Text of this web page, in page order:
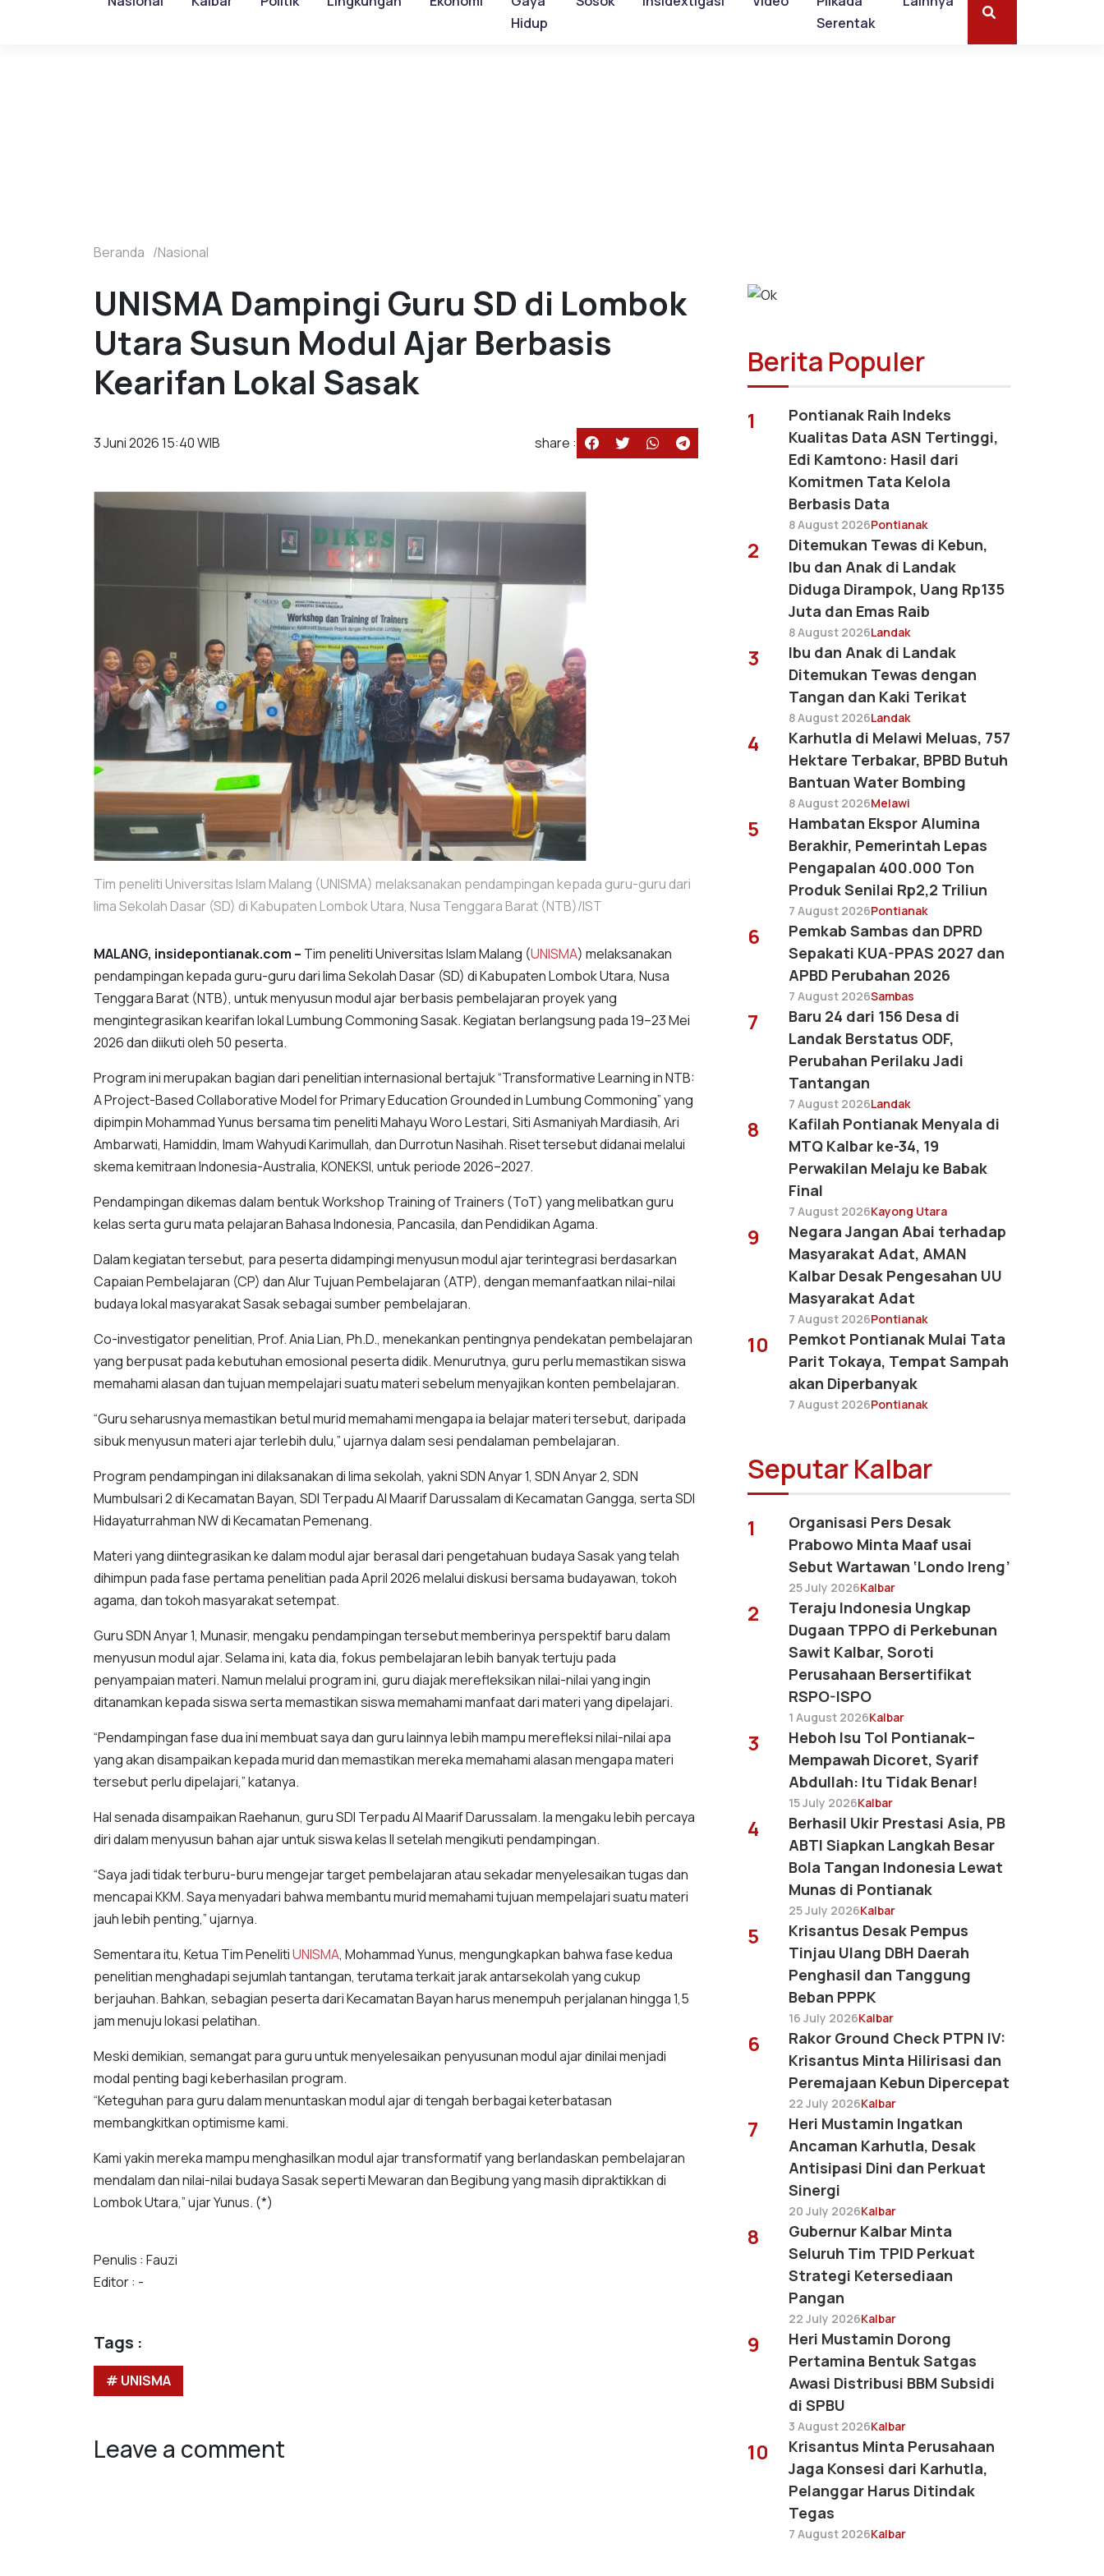
Hidup
Serentak
Beranda Nasional
UNISMA Dampingi Guru SD di Lombok
Utara Susun Modul Ajar Berbasis
Kearifan Lokal Sasak
3 Juni 2026 15:40 WIB share :
Tim peneliti Universitas Islam Malang (UNISMA) melaksanakan pendampingan kepada guru-guru dari
lima Sekolah Dasar (SD) di Kabupaten Lombok Utara, Nusa Tenggara Barat (NTB)/IST
MALANG, insidepontianak.com – Tim peneliti Universitas Islam Malang (UNISMA) melaksanakan
pendampingan kepada guru-guru dari lima Sekolah Dasar (SD) di Kabupaten Lombok Utara, Nusa
Tenggara Barat (NTB), untuk menyusun modul ajar berbasis pembelajaran proyek yang
mengintegrasikan kearifan lokal Lumbung Commoning Sasak. Kegiatan berlangsung pada 19–23 Mei
2026 dan diikuti oleh 50 peserta.
Program ini merupakan bagian dari penelitian internasional bertajuk “Transformative Learning in NTB:
A Project-Based Collaborative Model for Primary Education Grounded in Lumbung Commoning” yang
dipimpin Mohammad Yunus bersama tim peneliti Mahayu Woro Lestari, Siti Asmaniyah Mardiasih, Ari
Ambarwati, Hamiddin, Imam Wahyudi Karimullah, dan Durrotun Nasihah. Riset tersebut didanai melalui
skema kemitraan Indonesia-Australia, KONEKSI, untuk periode 2026–2027.
Pendampingan dikemas dalam bentuk Workshop Training of Trainers (ToT) yang melibatkan guru
kelas serta guru mata pelajaran Bahasa Indonesia, Pancasila, dan Pendidikan Agama.
Dalam kegiatan tersebut, para peserta didampingi menyusun modul ajar terintegrasi berdasarkan
Capaian Pembelajaran (CP) dan Alur Tujuan Pembelajaran (ATP), dengan memanfaatkan nilai-nilai
budaya lokal masyarakat Sasak sebagai sumber pembelajaran.
Co-investigator penelitian, Prof. Ania Lian, Ph.D., menekankan pentingnya pendekatan pembelajaran
yang berpusat pada kebutuhan emosional peserta didik. Menurutnya, guru perlu memastikan siswa
memahami alasan dan tujuan mempelajari suatu materi sebelum menyajikan konten pembelajaran.
“Guru seharusnya memastikan betul murid memahami mengapa ia belajar materi tersebut, daripada
sibuk menyusun materi ajar terlebih dulu,” ujarnya dalam sesi pendalaman pembelajaran.
Program pendampingan ini dilaksanakan di lima sekolah, yakni SDN Anyar 1, SDN Anyar 2, SDN
Mumbulsari 2 di Kecamatan Bayan, SDI Terpadu Al Maarif Darussalam di Kecamatan Gangga, serta SDI
Hidayaturrahman NW di Kecamatan Pemenang.
Materi yang diintegrasikan ke dalam modul ajar berasal dari pengetahuan budaya Sasak yang telah
dihimpun pada fase pertama penelitian pada April 2026 melalui diskusi bersama budayawan, tokoh
agama, dan tokoh masyarakat setempat.
Guru SDN Anyar 1, Munasir, mengaku pendampingan tersebut memberinya perspektif baru dalam
menyusun modul ajar. Selama ini, kata dia, fokus pembelajaran lebih banyak tertuju pada
penyampaian materi. Namun melalui program ini, guru diajak merefleksikan nilai-nilai yang ingin
ditanamkan kepada siswa serta memastikan siswa memahami manfaat dari materi yang dipelajari.
“Pendampingan fase dua ini membuat saya dan guru lainnya lebih mampu merefleksi nilai-nilai apa
yang akan disampaikan kepada murid dan memastikan mereka memahami alasan mengapa materi
tersebut perlu dipelajari,” katanya.
Hal senada disampaikan Raehanun, guru SDI Terpadu Al Maarif Darussalam. Ia mengaku lebih percaya
diri dalam menyusun bahan ajar untuk siswa kelas II setelah mengikuti pendampingan.
“Saya jadi tidak terburu-buru mengejar target pembelajaran atau sekadar menyelesaikan tugas dan
mencapai KKM. Saya menyadari bahwa membantu murid memahami tujuan mempelajari suatu materi
jauh lebih penting,” ujarnya.
Sementara itu, Ketua Tim PenelitiUNISMA, Mohammad Yunus, mengungkapkan bahwa fase kedua
penelitian menghadapi sejumlah tantangan, terutama terkait jarak antarsekolah yang cukup
berjauhan. Bahkan, sebagian peserta dari Kecamatan Bayan harus menempuh perjalanan hingga 1,5
jam menuju lokasi pelatihan.
Meski demikian, semangat para guru untuk menyelesaikan penyusunan modul ajar dinilai menjadi
modal penting bagi keberhasilan program.
“Keteguhan para guru dalam menuntaskan modul ajar di tengah berbagai keterbatasan
membangkitkan optimisme kami.
Kami yakin mereka mampu menghasilkan modul ajar transformatif yang berlandaskan pembelajaran
mendalam dan nilai-nilai budaya Sasak seperti Mewaran dan Begibung yang masih dipraktikkan di
Lombok Utara,” ujar Yunus. (*)
Penulis : Fauzi
Editor : -
Tags :
# UNISMA
Leave a comment
Berita Populer
1
Pontianak Raih Indeks
Kualitas Data ASN Tertinggi,
Edi Kamtono: Hasil dari
Komitmen Tata Kelola
Berbasis Data
8 August 2026Pontianak
2
Ditemukan Tewas di Kebun,
Ibu dan Anak di Landak
Diduga Dirampok, Uang Rp135
Juta dan Emas Raib
8 August 2026Landak
3
Ibu dan Anak di Landak
Ditemukan Tewas dengan
Tangan dan Kaki Terikat
8 August 2026Landak
4
Karhutla di Melawi Meluas, 757
Hektare Terbakar, BPBD Butuh
Bantuan Water Bombing
8 August 2026Melawi
5
Hambatan Ekspor Alumina
Berakhir, Pemerintah Lepas
Pengapalan 400.000 Ton
Produk Senilai Rp2,2 Triliun
7 August 2026Pontianak
6
Pemkab Sambas dan DPRD
Sepakati KUA-PPAS 2027 dan
APBD Perubahan 2026
7 August 2026Sambas
7
Baru 24 dari 156 Desa di
Landak Berstatus ODF,
Perubahan Perilaku Jadi
Tantangan
7 August 2026Landak
8
Kafilah Pontianak Menyala di
MTQ Kalbar ke-34, 19
Perwakilan Melaju ke Babak
Final
7 August 2026Kayong Utara
9
Negara Jangan Abai terhadap
Masyarakat Adat, AMAN
Kalbar Desak Pengesahan UU
Masyarakat Adat
7 August 2026Pontianak
10
Pemkot Pontianak Mulai Tata
Parit Tokaya, Tempat Sampah
akan Diperbanyak
7 August 2026Pontianak
Seputar Kalbar
1
Organisasi Pers Desak
Prabowo Minta Maaf usai
Sebut Wartawan ‘Londo Ireng’
25 July 2026Kalbar
2
Teraju Indonesia Ungkap
Dugaan TPPO di Perkebunan
Sawit Kalbar, Soroti
Perusahaan Bersertifikat
RSPO-ISPO
1 August 2026Kalbar
3
Heboh Isu Tol Pontianak–
Mempawah Dicoret, Syarif
Abdullah: Itu Tidak Benar!
15 July 2026Kalbar
4
Berhasil Ukir Prestasi Asia, PB
ABTI Siapkan Langkah Besar
Bola Tangan Indonesia Lewat
Munas di Pontianak
25 July 2026Kalbar
5
Krisantus Desak Pempus
Tinjau Ulang DBH Daerah
Penghasil dan Tanggung
Beban PPPK
16 July 2026Kalbar
6
Rakor Ground Check PTPN IV:
Krisantus Minta Hilirisasi dan
Peremajaan Kebun Dipercepat
22 July 2026Kalbar
7
Heri Mustamin Ingatkan
Ancaman Karhutla, Desak
Antisipasi Dini dan Perkuat
Sinergi
20 July 2026Kalbar
8
Gubernur Kalbar Minta
Seluruh Tim TPID Perkuat
Strategi Ketersediaan
Pangan
22 July 2026Kalbar
9
Heri Mustamin Dorong
Pertamina Bentuk Satgas
Awasi Distribusi BBM Subsidi
di SPBU
3 August 2026Kalbar
10
Krisantus Minta Perusahaan
Jaga Konsesi dari Karhutla,
Pelanggar Harus Ditindak
Tegas
7 August 2026Kalbar